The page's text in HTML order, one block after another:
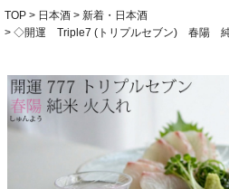
TOP 日本酒
新着・日本酒
◇開運 Triple7 (トリプルセブン) 春陽